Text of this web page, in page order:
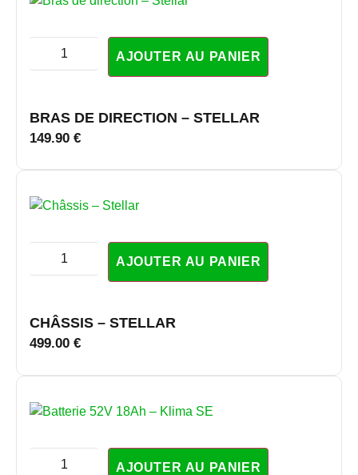
AJOUTER AU PANIER
BRAS DE DIRECTION – STELLAR
149.90 €
AJOUTER AU PANIER
CHÂSSIS – STELLAR
499.00 €
AJOUTER AU PANIER